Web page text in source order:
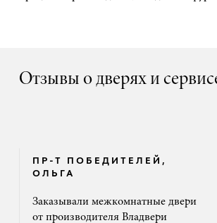
Отзывы о дверях и
ПР-Т ПОБЕДИТЕЛЕЙ,
ОЛЬГА
Заказывали межкомнатные двери
от производителя Владвери